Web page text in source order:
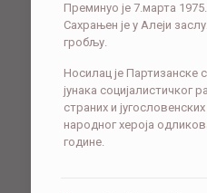
Преминуо је 7.марта
Сахрањен је у Алеји
гробљу.
Носилац је Партизанске
јунака социјалистичког
страних и
народног хероја
године.